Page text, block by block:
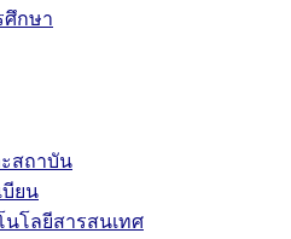
ศึกษา
สถาบัน
บียน
โลยีสารสนเทศ